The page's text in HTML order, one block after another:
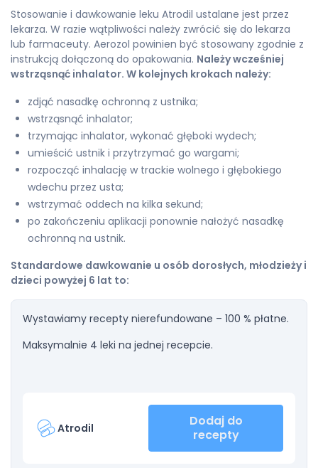
Stosowanie i dawkowanie leku Atrodil ustalane jest przez
lekarza. W razie wątpliwości należy zwrócić się do lekarza
lub farmaceuty. Aerozol powinien być stosowany zgodnie z
instrukcją dołączoną do opakowania. Należy wcześniej
wstrząsnąć inhalator. W kolejnych krokach należy:
zdjąć nasadkę ochronną z ustnika;
wstrząsnąć inhalator;
trzymając inhalator, wykonać głęboki wydech;
umieścić ustnik i przytrzymać go wargami;
rozpocząć inhalację w trackie wolnego i głębokiego
wdechu przez usta;
wstrzymać oddech na kilka sekund;
po zakończeniu aplikacji ponownie nałożyć nasadkę
ochronną na ustnik.
Standardowe dawkowanie u osób dorosłych, młodzieży i
dzieci powyżej 6 lat to:
Wystawiamy recepty nierefundowane – 100 % płatne.
Maksymalnie 4 leki na jednej recepcie.
Atrodil
Dodaj do
recepty